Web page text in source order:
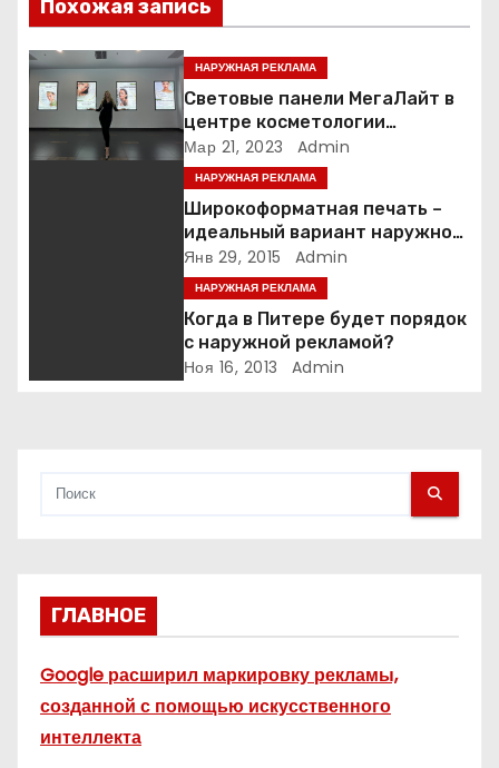
я
п
о
с
Похожая запись
НАРУЖНАЯ РЕКЛАМА
Световые панели МегаЛайт в
центре косметологии
Гиалурон бай
Мар 21, 2023 Admin
НАРУЖНАЯ РЕКЛАМА
Широкоформатная печать –
идеальный вариант наружной
рекламы
Янв 29, 2015 Admin
НАРУЖНАЯ РЕКЛАМА
Когда в Питере будет порядок
с наружной рекламой?
Ноя 16, 2013 Admin
ГЛАВНОЕ
Google расширил маркировку рекламы,
созданной с помощью искусственного
интеллекта